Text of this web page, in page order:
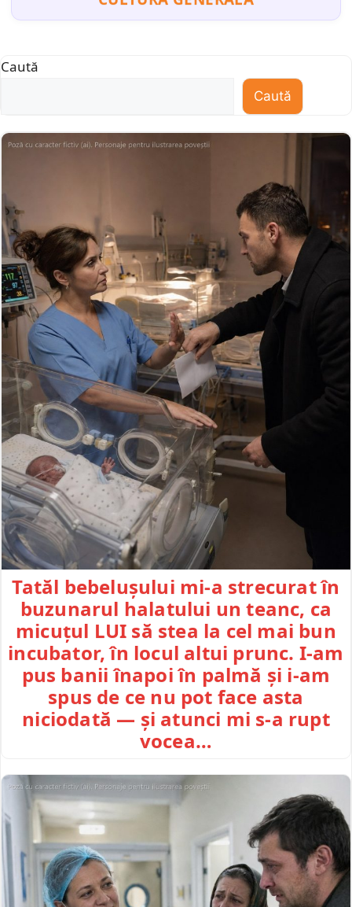
Caută
Caută
Tatăl bebelușului mi-a strecurat în
buzunarul halatului un teanc, ca
micuțul LUI să stea la cel mai bun
incubator, în locul altui prunc. I-am
pus banii înapoi în palmă și i-am
spus de ce nu pot face asta
niciodată — și atunci mi s-a rupt
vocea…